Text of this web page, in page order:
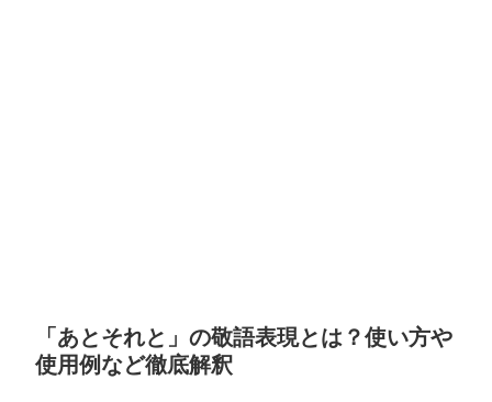
「あとそれと」の敬語表現とは？使い方や
使用例など徹底解釈